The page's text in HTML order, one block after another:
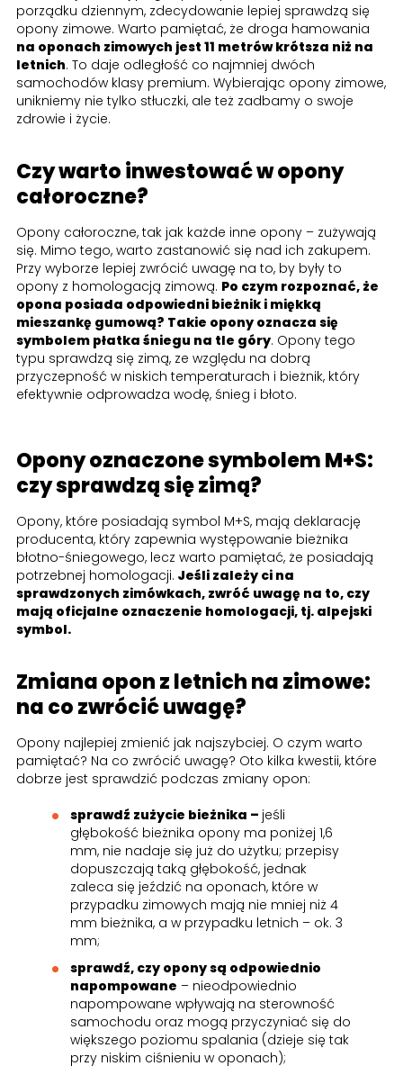
porządku dziennym, zdecydowanie lepiej sprawdzą się
opony zimowe. Warto pamiętać, że droga hamowania
na oponach zimowych jest 11 metrów krótsza niż na
letnich. To daje odległość co najmniej dwóch
samochodów klasy premium. Wybierając opony zimowe,
unikniemy nie tylko stłuczki, ale też zadbamy o swoje
zdrowie i życie.
Czy warto inwestować w opony
całoroczne?
Opony całoroczne, tak jak każde inne opony – zużywają
się. Mimo tego, warto zastanowić się nad ich zakupem.
Przy wyborze lepiej zwrócić uwagę na to, by były to
opony z homologacją zimową. Po czym rozpoznać, że
opona posiada odpowiedni bieżnik i miękką
mieszankę gumową? Takie opony oznacza się
symbolem płatka śniegu na tle góry. Opony tego
typu sprawdzą się zimą, ze względu na dobrą
przyczepność w niskich temperaturach i bieżnik, który
efektywnie odprowadza wodę, śnieg i błoto.
Opony oznaczone symbolem M+S:
czy sprawdzą się zimą?
Opony, które posiadają symbol M+S, mają deklarację
producenta, który zapewnia występowanie bieżnika
błotno-śniegowego, lecz warto pamiętać, że posiadają
potrzebnej homologacji. Jeśli zależy ci na
sprawdzonych zimówkach, zwróć uwagę na to, czy
mają oficjalne oznaczenie homologacji, tj. alpejski
symbol.
Zmiana opon z letnich na zimowe:
na co zwrócić uwagę?
Opony najlepiej zmienić jak najszybciej. O czym warto
pamiętać? Na co zwrócić uwagę? Oto kilka kwestii, które
dobrze jest sprawdzić podczas zmiany opon:
sprawdź zużycie bieżnika – jeśli
głębokość bieżnika opony ma poniżej 1,6
mm, nie nadaje się już do użytku; przepisy
dopuszczają taką głębokość, jednak
zaleca się jeździć na oponach, które w
przypadku zimowych mają nie mniej niż 4
mm bieżnika, a w przypadku letnich – ok. 3
mm;
sprawdź, czy opony są odpowiednio
napompowane – nieodpowiednio
napompowane wpływają na sterowność
samochodu oraz mogą przyczyniać się do
większego poziomu spalania (dzieje się tak
przy niskim ciśnieniu w oponach);